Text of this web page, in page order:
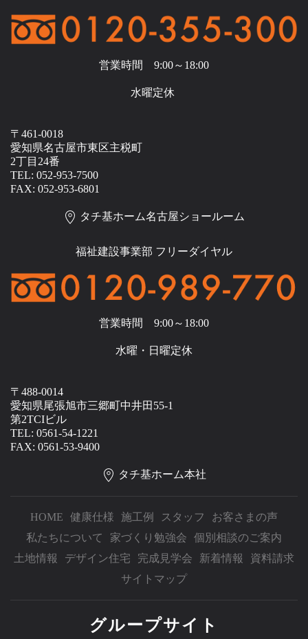
営業時間 9:00～18:00
水曜定休
〒461-0018
愛知県名古屋市東区主税町
2丁目24番
TEL: 052-953-7500
FAX: 052-953-6801
タチ基ホーム名古屋ショールーム
福祉建設事業部 フリーダイヤル
営業時間 9:00～18:00
水曜・日曜定休
〒488-0014
愛知県尾張旭市三郷町中井田55-1
第2TCIビル
TEL: 0561-54-1221
FAX: 0561-53-9400
タチ基ホーム本社
HOME 健康仕様 施工例 スタッフ
お客さまの声
私たちについて
家づくり勉強会
個別相談のご案内
土地情報
デザイン住宅 完成見学会 新着情報
資料請求
サイトマップ
グループサイト